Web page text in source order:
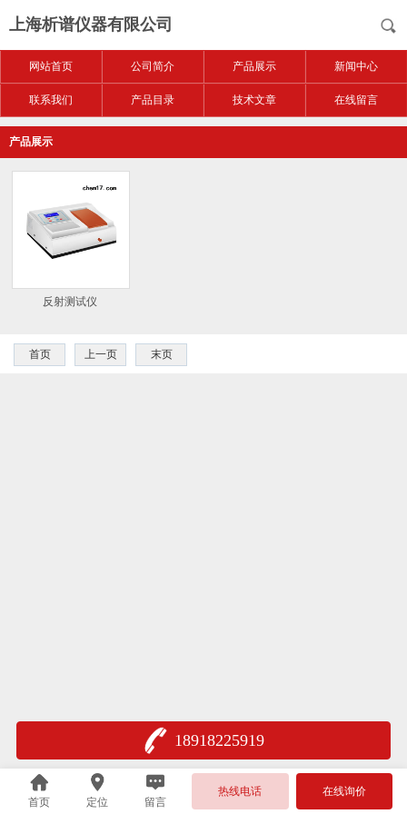
上海析谱仪器有限公司
网站首页 公司简介 产品展示 新闻中心
联系我们 产品目录 技术文章 在线留言
产品展示
反射测试仪
首页 上一页 末页
18918225919
首页 定位 留言
热线电话 在线询价